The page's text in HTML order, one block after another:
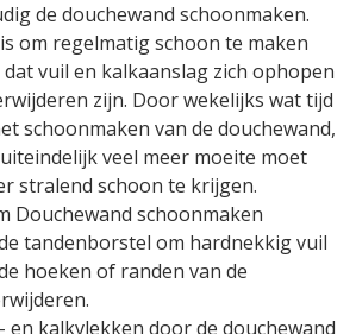
de douchewand schoonmaken.
om regelmatig schoon te maken
vuil en kalkaanslag zich ophopen
zijn. Door wekelijks wat tijd
schoonmaken van de douchewand,
veel meer moeite moet
stralend schoon te krijgen.
Douchewand schoonmaken
tandenborstel om hardnekkig vuil
hoeken of randen van de
en kalkvlekken door de douchewand